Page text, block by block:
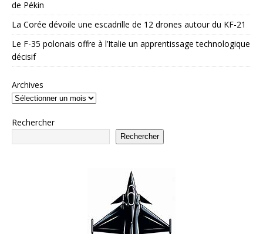
de Pékin
La Corée dévoile une escadrille de 12 drones autour du KF-21
Le F-35 polonais offre à l’Italie un apprentissage technologique
décisif
Archives
Rechercher
Rechercher